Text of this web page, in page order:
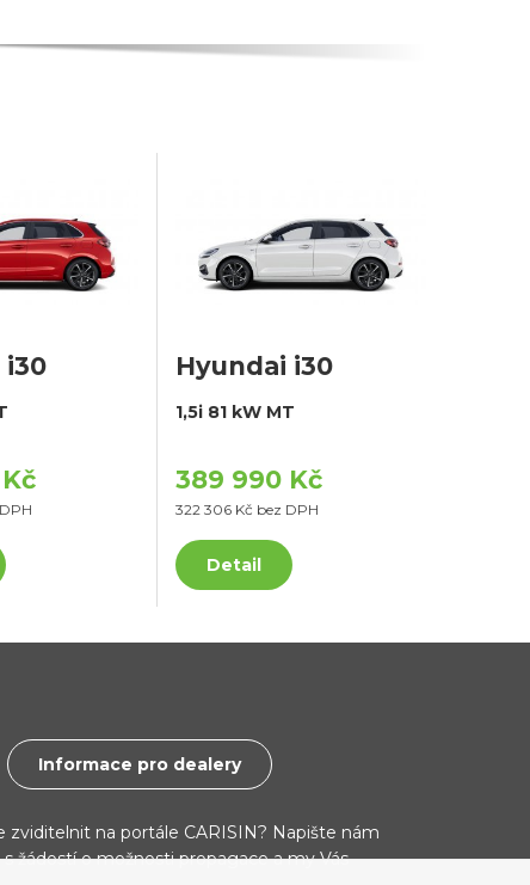
i30 Hyundai i30
1,5i 81 kW MT
389 990 Kč
322 306 Kč bez DPH
Detail
Informace pro dealery
zviditelnit na portále CARISIN? Napište nám
žádostí o možnosti propagace a my Vás